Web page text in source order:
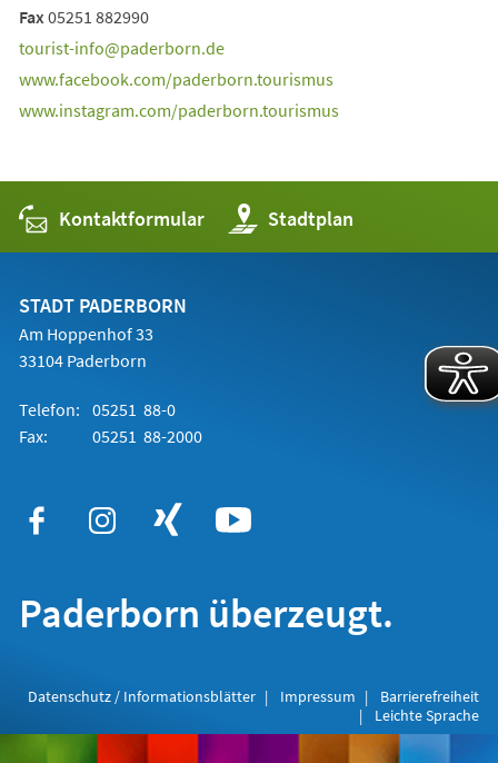
Fax 05251 882990
tourist-info
paderborn de
www.facebook.com/paderborn.tourismus
(Öffnet
Tab)
www.instagram.com/paderborn.tourismus
(Öffnet
neuen
Tab)
Kontaktformular Stadtplan
(Öffnet
in
einem
STADT PADERBORN
Am Hoppenhof 33
33104 Paderborn
Telefon: 05251 88-0
Fax:
05251 88-2000
Paderborn überzeugt.
Datenschutz / Informationsblätter Impressum
Barrierefreiheit
Leichte Sprache